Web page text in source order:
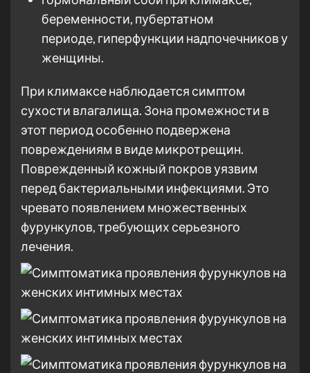
беременности, пубертатном
периоде, гиперфункции надпочечников у
женщины.
При климаксе наблюдается симптом
сухости влагалища. Зона промежности в
этот период особенно подвержена
повреждениям в виде микротрещин.
Поврежденный кожный покров уязвим
перед бактериальными инфекциями. Это
чревато появлением множественных
фурункулов, требующих серьезного
лечения.